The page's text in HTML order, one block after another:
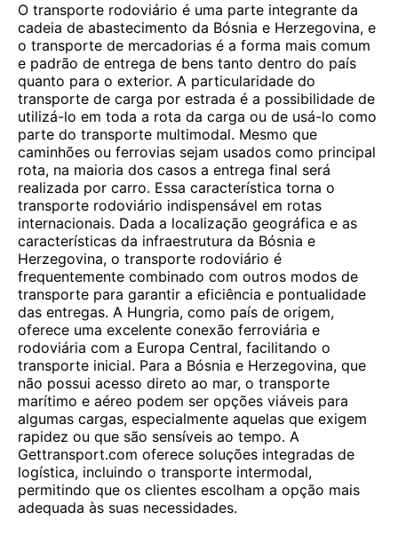
O transporte rodoviário é uma parte integrante da
cadeia de abastecimento da Bósnia e Herzegovina, e
o transporte de mercadorias é a forma mais comum
e padrão de entrega de bens tanto dentro do país
quanto para o exterior. A particularidade do
transporte de carga por estrada é a possibilidade de
utilizá-lo em toda a rota da carga ou de usá-lo como
parte do transporte multimodal. Mesmo que
caminhões ou ferrovias sejam usados ​​como principal
rota, na maioria dos casos a entrega final será
realizada por carro. Essa característica torna o
transporte rodoviário indispensável em rotas
internacionais. Dada a localização geográfica e as
características da infraestrutura da Bósnia e
Herzegovina, o transporte rodoviário é
frequentemente combinado com outros modos de
transporte para garantir a eficiência e pontualidade
das entregas. A Hungria, como país de origem,
oferece uma excelente conexão ferroviária e
rodoviária com a Europa Central, facilitando o
transporte inicial. Para a Bósnia e Herzegovina, que
não possui acesso direto ao mar, o transporte
marítimo e aéreo podem ser opções viáveis para
algumas cargas, especialmente aquelas que exigem
rapidez ou que são sensíveis ao tempo. A
Gettransport.com oferece soluções integradas de
logística, incluindo o transporte intermodal,
permitindo que os clientes escolham a opção mais
adequada às suas necessidades.